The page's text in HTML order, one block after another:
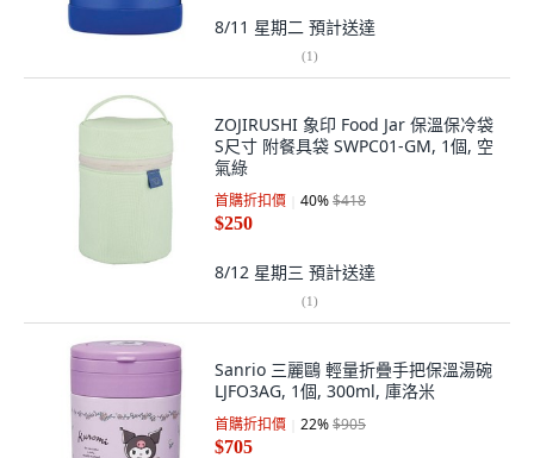
8/11 星期二 預計送達
(1)
ZOJIRUSHI 象印 Food Jar 保溫保冷袋
S尺寸 附餐具袋 SWPC01-GM, 1個, 空
氣綠
首購折扣價 40%$418
$250
8/12 星期三 預計送達
(1)
Sanrio 三麗鷗 輕量折疊手把保溫湯碗
LJFO3AG, 1個, 300ml, 庫洛米
首購折扣價 22%$905
$705